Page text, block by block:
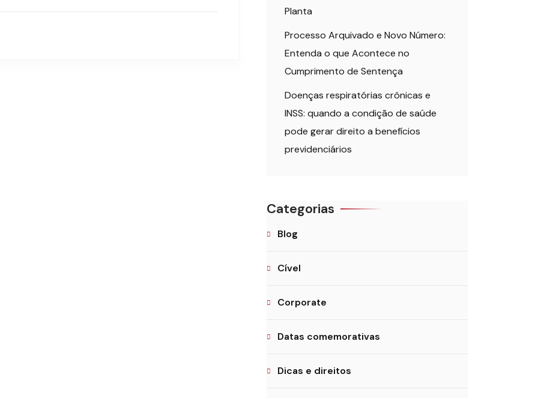
Planta
Processo Arquivado e Novo Número:
Entenda o que Acontece no
Cumprimento de Sentença
Doenças respiratórias crônicas e
INSS: quando a condição de saúde
pode gerar direito a benefícios
previdenciários
Categorias
Blog
Cível
Corporate
Datas comemorativas
Dicas e direitos